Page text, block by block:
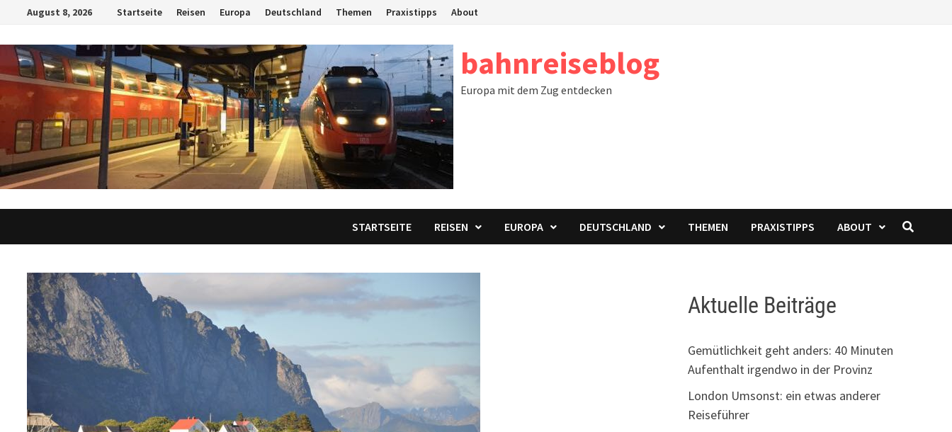
springen
August 8, 2026 Startseite Reisen Europa Deutschland Themen Praxistipps About
bahnreiseblog
Europa mit dem Zug entdecken
STARTSEITE REISEN EUROPA DEUTSCHLAND THEMEN PRAXISTIPPS ABOUT
Aktuelle Beiträge
Gemütlichkeit geht anders: 40 Minuten
Aufenthalt irgendwo in der Provinz
London Umsonst: ein etwas anderer
Reiseführer